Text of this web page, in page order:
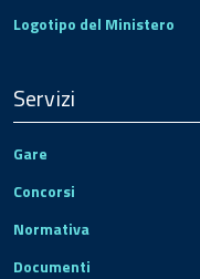
Logotipo del Ministero
Servizi
Gare
Concorsi
Normativa
Documenti